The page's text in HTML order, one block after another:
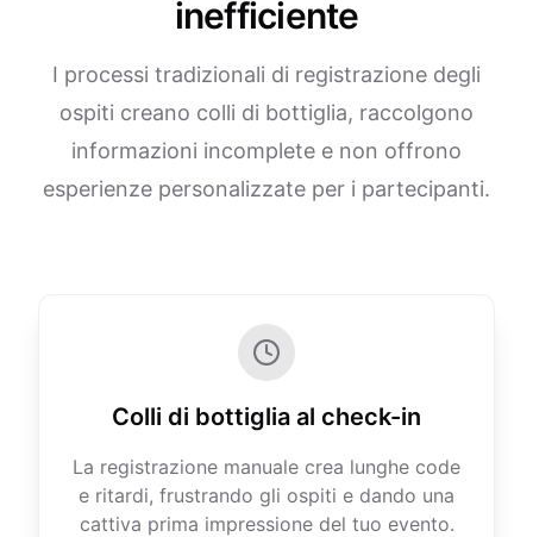
inefficiente
I processi tradizionali di registrazione degli
ospiti creano colli di bottiglia, raccolgono
informazioni incomplete e non offrono
esperienze personalizzate per i partecipanti.
Colli di bottiglia al check-in
La registrazione manuale crea lunghe code
e ritardi, frustrando gli ospiti e dando una
cattiva prima impressione del tuo evento.